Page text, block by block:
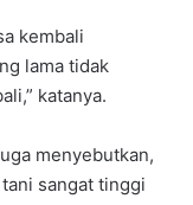
kembali
lama tidak
katanya.
menyebutkan,
sangat tinggi